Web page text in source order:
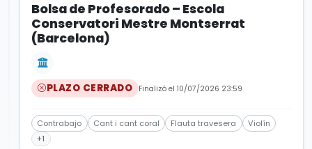
Bolsa de Profesorado – Escola
Conservatori Mestre Montserrat
(Barcelona)
PLAZO CERRADO Finalizó el 10/07/2026 23:59
Contrabajo Cant i cant coral Flauta travesera
Violín
+1